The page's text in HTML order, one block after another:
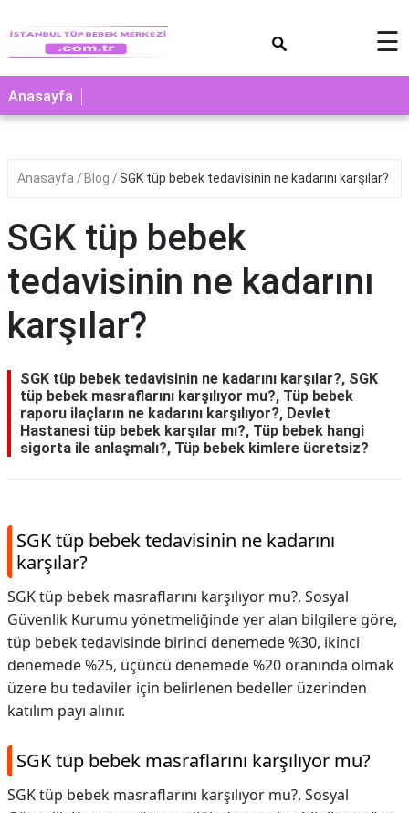
☰
Anasayfa
Anasayfa Blog SGK tüp bebek tedavisinin ne kadarını karşılar?
SGK tüp bebek
tedavisinin ne kadarını
karşılar?
SGK tüp bebek tedavisinin ne kadarını karşılar?, SGK
tüp bebek masraflarını karşılıyor mu?, Tüp bebek
raporu ilaçların ne kadarını karşılıyor?, Devlet
Hastanesi tüp bebek karşılar mı?, Tüp bebek hangi
sigorta ile anlaşmalı?, Tüp bebek kimlere ücretsiz?
SGK tüp bebek tedavisinin ne kadarını
karşılar?
SGK tüp bebek masraflarını karşılıyor mu?, Sosyal
Güvenlik Kurumu yönetmeliğinde yer alan bilgilere göre,
tüp bebek tedavisinde birinci denemede %30, ikinci
denemede %25, üçüncü denemede %20 oranında olmak
üzere bu tedaviler için belirlenen bedeller üzerinden
katılım payı alınır.
SGK tüp bebek masraflarını karşılıyor mu?
SGK tüp bebek masraflarını karşılıyor mu?, Sosyal